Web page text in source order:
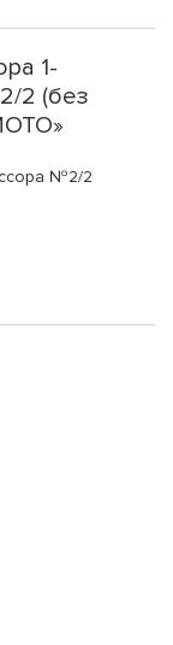
1-
2 (без
№2/2